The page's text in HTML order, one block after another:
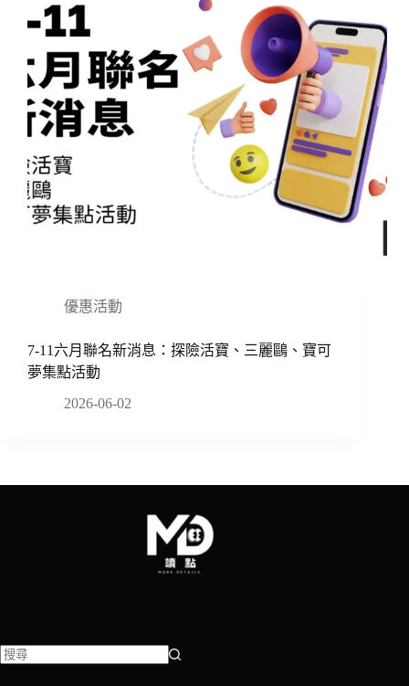
優惠活動
7-11六月聯名新消息：探險活寶、三麗鷗、寶可
夢集點活動
2026-06-02